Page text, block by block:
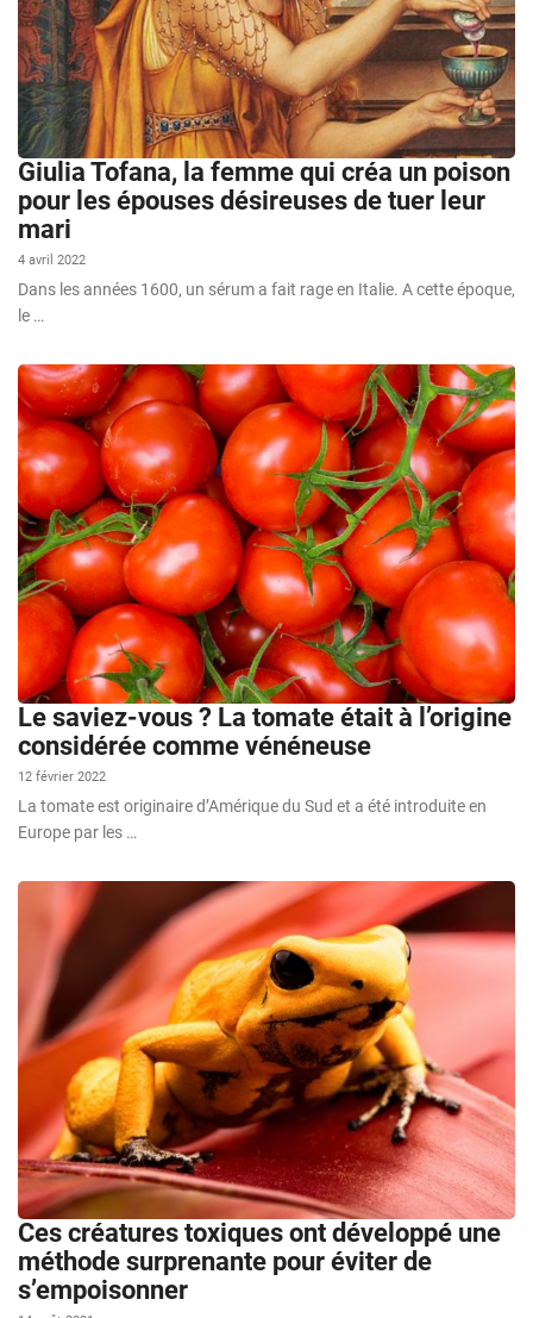
Giulia Tofana, la femme qui créa un poison
pour les épouses désireuses de tuer leur
mari
4 avril 2022
Dans les années 1600, un sérum a fait rage en Italie. A cette époque,
le …
Le saviez-vous ? La tomate était à l’origine
considérée comme vénéneuse
12 février 2022
La tomate est originaire d’Amérique du Sud et a été introduite en
Europe par les …
Ces créatures toxiques ont développé une
méthode surprenante pour éviter de
s’empoisonner